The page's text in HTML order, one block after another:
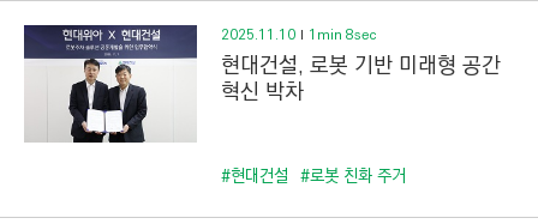
2025.11.10 1min 8sec
현대건설, 로봇 기반 미래형 공간
혁신 박차
#현대건설 #로봇 친화 주거